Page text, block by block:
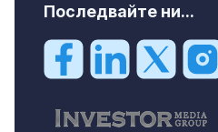
Последвайте ни...